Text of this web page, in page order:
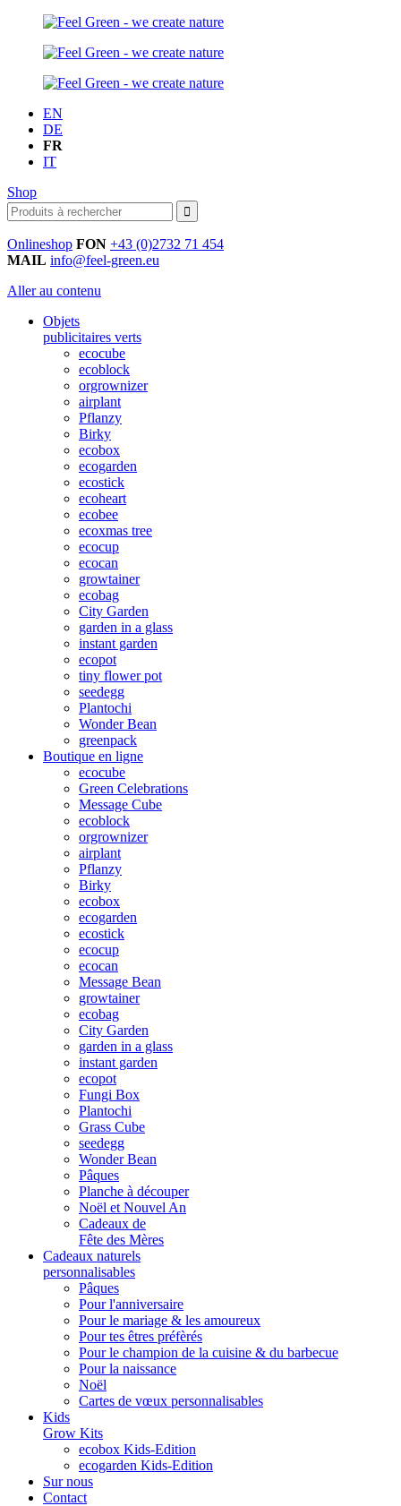
EN
DE
FR
IT
Shop
Onlineshop FON +43 (0)2732 71 454
MAIL info@feel-green.eu
Aller au contenu
Objets
publicitaires verts
ecocube
ecoblock
orgrownizer
airplant
Pflanzy
Birky
ecobox
ecogarden
ecostick
ecoheart
ecobee
ecoxmas tree
ecocup
ecocan
growtainer
ecobag
City Garden
garden in a glass
instant garden
ecopot
tiny flower pot
seedegg
Plantochi
Wonder Bean
greenpack
Boutique en ligne
ecocube
Green Celebrations
Message Cube
ecoblock
orgrownizer
airplant
Pflanzy
Birky
ecobox
ecogarden
ecostick
ecocup
ecocan
Message Bean
growtainer
ecobag
City Garden
garden in a glass
instant garden
ecopot
Fungi Box
Plantochi
Grass Cube
seedegg
Wonder Bean
Pâques
Planche à découper
Noël et Nouvel An
Cadeaux de
Fête des Mères
Cadeaux naturels
personnalisables
Pâques
Pour l'anniversaire
Pour le mariage & les amoureux
Pour tes êtres préfèrés
Pour le champion de la cuisine & du barbecue
Pour la naissance
Noël
Cartes de vœux personnalisables
Kids
Grow Kits
ecobox Kids-Edition
ecogarden Kids-Edition
Sur nous
Contact